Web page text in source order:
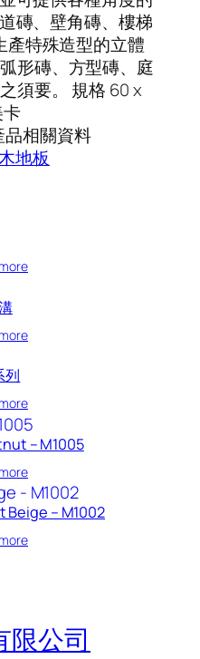
磚、壁角磚、樓梯
產特殊造型的立體
形磚、方型磚、庭
須要。 規格 60 x
卡
品相關資料
地板
列
– M1005
– M1002
限公司